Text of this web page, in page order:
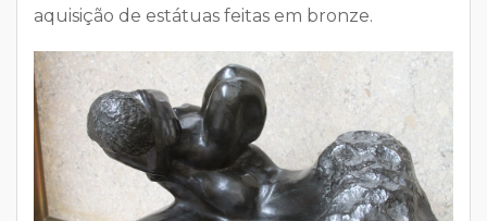
aquisição de estátuas feitas em bronze.